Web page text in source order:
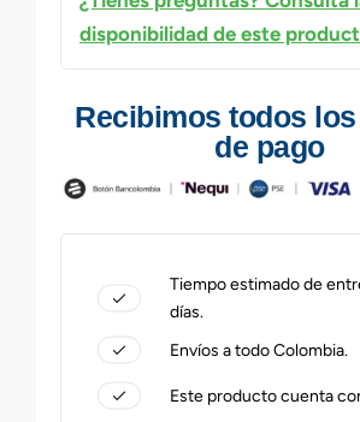
disponibilidad de este
Recibimos todos
de pago
Tiempo estimado de
días.
Envíos a todo Colombia.
Este producto cuenta